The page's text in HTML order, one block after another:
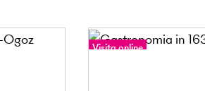
Visita online